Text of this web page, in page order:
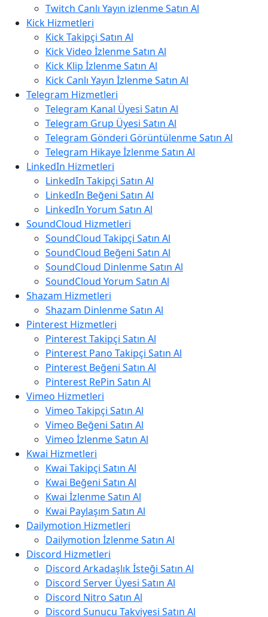
Twitch Canlı Yayın izlenme Satın Al
Kick Hizmetleri
Kick Takipçi Satın Al
Kick Video İzlenme Satın Al
Kick Klip İzlenme Satın Al
Kick Canlı Yayın İzlenme Satın Al
Telegram Hizmetleri
Telegram Kanal Üyesi Satın Al
Telegram Grup Üyesi Satın Al
Telegram Gönderi Görüntülenme Satın Al
Telegram Hikaye İzlenme Satın Al
LinkedIn Hizmetleri
LinkedIn Takipçi Satın Al
LinkedIn Beğeni Satın Al
LinkedIn Yorum Satın Al
SoundCloud Hizmetleri
SoundCloud Takipçi Satın Al
SoundCloud Beğeni Satın Al
SoundCloud Dinlenme Satın Al
SoundCloud Yorum Satın Al
Shazam Hizmetleri
Shazam Dinlenme Satın Al
Pinterest Hizmetleri
Pinterest Takipçi Satın Al
Pinterest Pano Takipçi Satın Al
Pinterest Beğeni Satın Al
Pinterest RePin Satın Al
Vimeo Hizmetleri
Vimeo Takipçi Satın Al
Vimeo Beğeni Satın Al
Vimeo İzlenme Satın Al
Kwai Hizmetleri
Kwai Takipçi Satın Al
Kwai Beğeni Satın Al
Kwai İzlenme Satın Al
Kwai Paylaşım Satın Al
Dailymotion Hizmetleri
Dailymotion İzlenme Satın Al
Discord Hizmetleri
Discord Arkadaşlık İsteği Satın Al
Discord Server Üyesi Satın Al
Discord Nitro Satın Al
Discord Sunucu Takviyesi Satın Al